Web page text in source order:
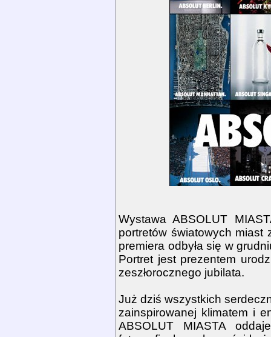
Wystawa ABSOLUT
portretów światowych miast
premiera odbyła się w
Portret jest prezentem
zeszłorocznego jubilata.
Już dziś wszystkich
zainspirowanej klimatem i
ABSOLUT MIASTA